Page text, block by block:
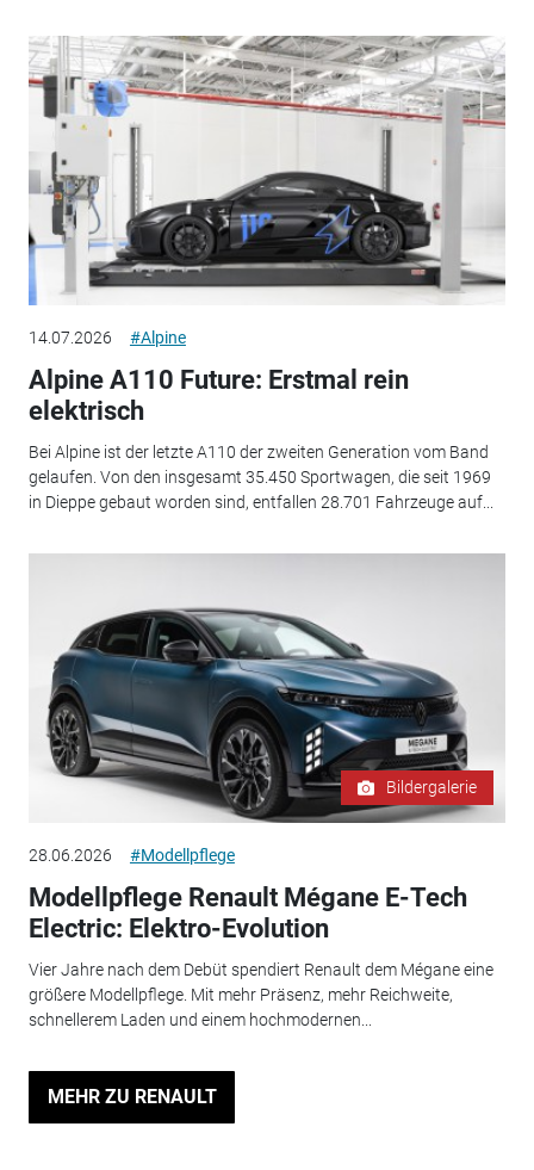
14.07.2026 #Alpine
Alpine A110 Future: Erstmal rein
elektrisch
Bei Alpine ist der letzte A110 der zweiten Generation vom Band
gelaufen. Von den insgesamt 35.450 Sportwagen, die seit 1969
in Dieppe gebaut worden sind, entfallen 28.701 Fahrzeuge auf...
Bildergalerie
28.06.2026 #Modellpflege
Modellpflege Renault Mégane E-Tech
Electric: Elektro-Evolution
Vier Jahre nach dem Debüt spendiert Renault dem Mégane eine
größere Modellpflege. Mit mehr Präsenz, mehr Reichweite,
schnellerem Laden und einem hochmodernen...
MEHR ZU RENAULT